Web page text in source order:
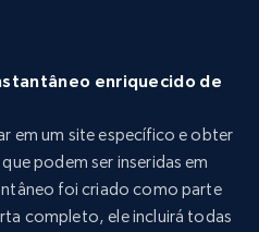
enriquecido de
em um site específico e obter
podem ser inseridas em
foi criado como parte
completo, ele incluirá todas